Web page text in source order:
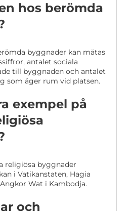
hos berömda
byggnader kan mätas
antalet sociala
till byggnaden och antalet
som äger rum vid platsen.
exempel på
religiösa byggnader
i Vatikanstaten, Hagia
Wat i Kambodja.
och